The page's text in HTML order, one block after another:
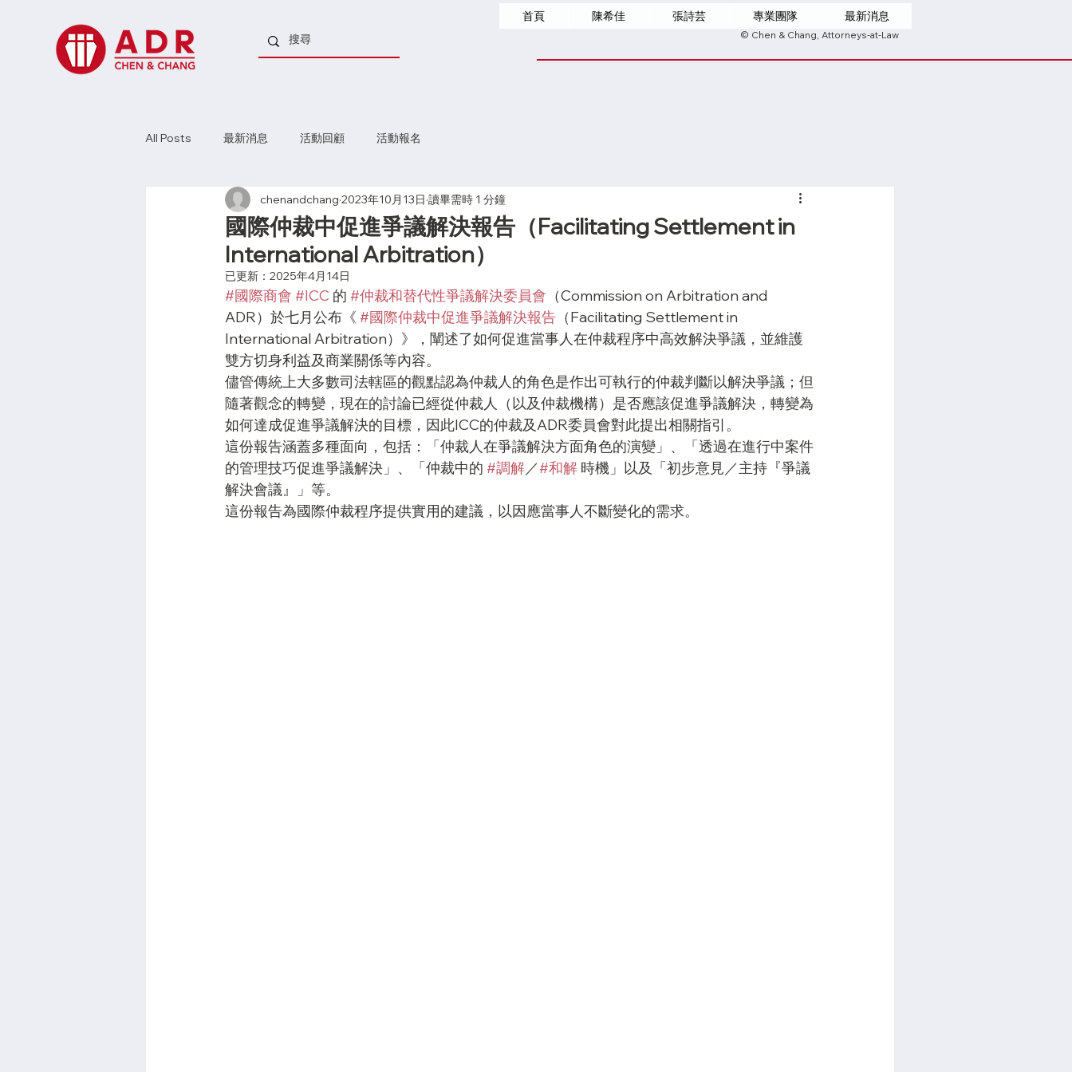
首頁 陳希佳 張詩芸 專業團隊 最新消息
© Chen & Chang, Attorneys-at-Law
All Posts 最新消息 活動回顧 活動報名
國際仲裁中促進爭議解決報告（Facilitating Settlement in
International Arbitration）
chenandchang 2023年10月13日 讀畢需時 1 分鐘
已更新： 2025年4月14日
#國際商會 #ICC 的 #仲裁和替代性爭議解決委員會 （Commission on Arbitration and
ADR）於七月公布《 #國際仲裁中促進爭議解決報告 （Facilitating Settlement in
International Arbitration）》，闡述了如何促進當事人在仲裁程序中高效解決爭議，並維護
雙方切身利益及商業關係等內容。
儘管傳統上大多數司法轄區的觀點認為仲裁人的角色是作出可執行的仲裁判斷以解決爭議；但
隨著觀念的轉變，現在的討論已經從仲裁人（以及仲裁機構）是否應該促進爭議解決，轉變為
如何達成促進爭議解決的目標，因此ICC的仲裁及ADR委員會對此提出相關指引。
這份報告涵蓋多種面向，包括：「仲裁人在爭議解決方面角色的演變」、「透過在進行中案件
的管理技巧促進爭議解決」、「仲裁中的 #調解／#和解 時機」以及「初步意見／主持『爭議
解決會議』」等。
這份報告為國際仲裁程序提供實用的建議，以因應當事人不斷變化的需求。